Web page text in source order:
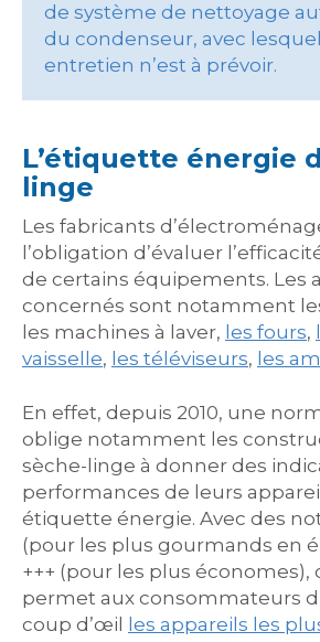
de système de nettoyage
du condenseur, avec
entretien n’est à prévoir.
L’étiquette énergie
linge
Les fabricants
l’obligation d’évaluer
de certains équipements. Les
concernés sont notamment
les machines à laver, les fours,
vaisselle, les téléviseurs, les
En effet, depuis 2010, une
oblige notamment les
sèche-linge à donner des
performances de leurs
étiquette énergie. Avec des
(pour les plus gourmands en
+++ (pour les plus
permet aux consommateurs
coup d’œil
les appareils les